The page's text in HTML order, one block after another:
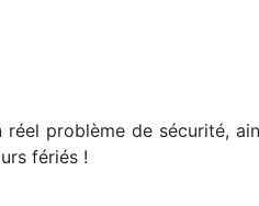
problème de sécurité,
fériés !